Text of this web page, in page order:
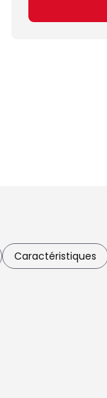
Caractéristiques